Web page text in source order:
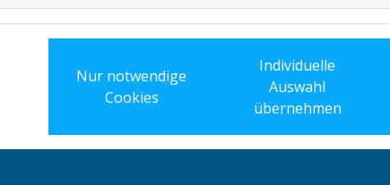
Ballindamm 3
20095 Hamburg
040 - 32 02 78 78
0421 - 222 99 025
e-Mail:info@bauer-
Nur notwendige
Cookies
Individuelle
Auswahl
übernehmen